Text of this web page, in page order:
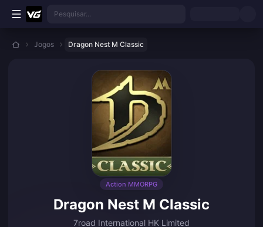
Ir para o conteúdo principal
Pesquisar...
Jogos Dragon Nest M Classic
Action MMORPG
Dragon Nest M Classic
7road International HK Limited